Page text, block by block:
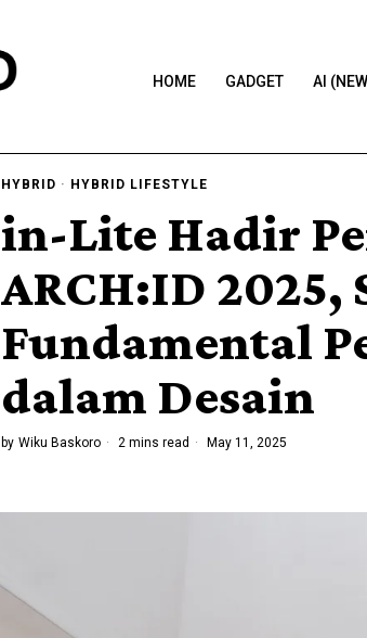
HOME GADGET AI
HYBRID · HYBRID LIFESTYLE
in-Lite Hadir
ARCH:ID 2025,
Fundamental
dalam Desain
by Wiku Baskoro 2 mins read May 11, 2025